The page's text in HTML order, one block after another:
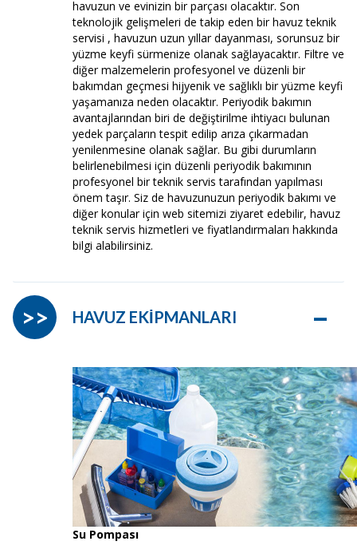
havuzun ve evinizin bir parçası olacaktır. Son
teknolojik gelişmeleri de takip eden bir havuz teknik
servisi , havuzun uzun yıllar dayanması, sorunsuz bir
yüzme keyfi sürmenize olanak sağlayacaktır. Filtre ve
diğer malzemelerin profesyonel ve düzenli bir
bakımdan geçmesi hijyenik ve sağlıklı bir yüzme keyfi
yaşamanıza neden olacaktır. Periyodik bakımın
avantajlarından biri de değiştirilme ihtiyacı bulunan
yedek parçaların tespit edilip arıza çıkarmadan
yenilenmesine olanak sağlar. Bu gibi durumların
belirlenebilmesi için düzenli periyodik bakımının
profesyonel bir teknik servis tarafından yapılması
önem taşır. Siz de havuzunuzun periyodik bakımı ve
diğer konular için web sitemizi ziyaret edebilir, havuz
teknik servis hizmetleri ve fiyatlandırmaları hakkında
bilgi alabilirsiniz.
HAVUZ EKİPMANLARI –
>>
Su Pompası